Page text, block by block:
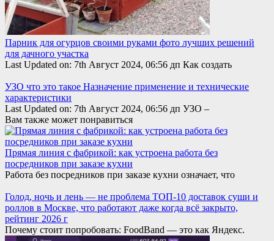
Парник для огурцов своими руками фото лучших решений
для дачного участка
Last Updated on: 7th Август 2024, 06:56 дп Как создать
УЗО что это такое Назначение применение и технические
характеристики
Last Updated on: 7th Август 2024, 06:56 дп УЗО –
Вам также может понравиться
Прямая линия с фабрикой: как устроена работа без
посредников при заказе кухни
Работа без посредников при заказе кухни означает, что
Голод, ночь и лень — не проблема ТОП-10 доставок суши и
роллов в Москве, что работают даже когда всё закрыто,
рейтинг 2026 г
Почему стоит попробовать: FoodBand — это как Яндекс.